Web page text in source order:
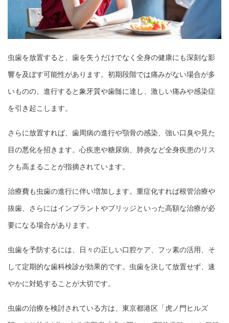
虫歯を放置すると、歯を失うだけでなく全身の健康にも深刻な影
響を及ぼす可能性があります。初期段階では痛みがない場合が多
いものの、進行すると象牙質や歯髄に達し、激しい痛みや感染症
を引き起こします。
さらに放置すれば、歯周病の進行や顎骨の感染、強い口臭や見た
目の悪化を招きます。心疾患や糖尿病、肺炎など全身疾患のリス
クも高まることが指摘されています。
治療費も虫歯の進行に伴い増加します。重症化すれば根管治療や
抜歯、さらにはインプラントやブリッジといった高額な治療が必
要になる場合があります。
虫歯を予防するには、日々の正しい口腔ケア、フッ素の活用、そ
して定期的な歯科検診が効果的です。虫歯を決して放置せず、速
やかに対処することが大切です。
虫歯の治療を検討されている方は、東京都港区「虎ノ門ヒルズ